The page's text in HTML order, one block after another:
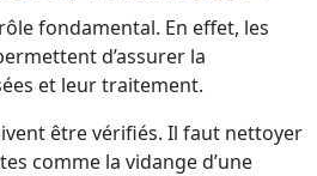
fondamental. En effet, les
d’assurer la
et leur traitement.
être vérifiés. Il faut nettoyer
comme la vidange d’une